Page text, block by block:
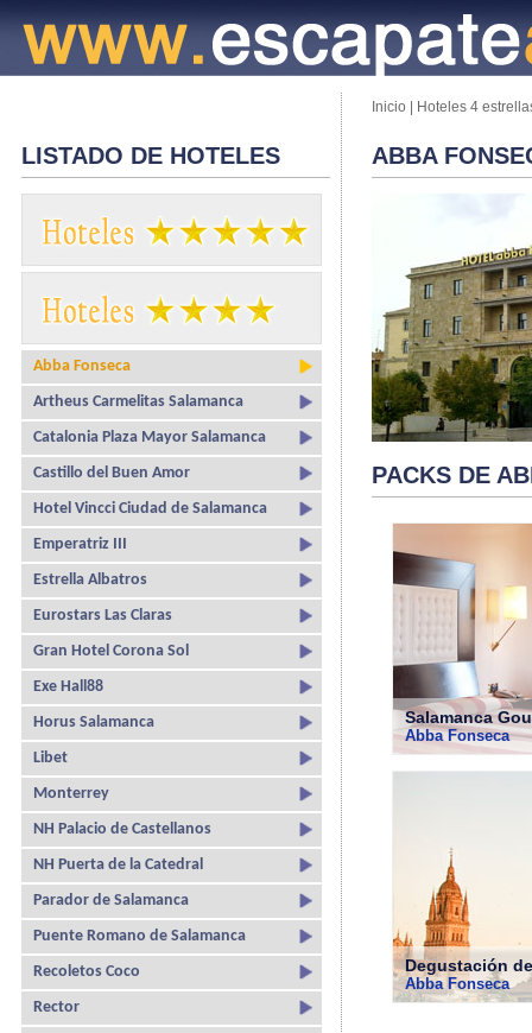
LISTADO DE HOTELES
Abba Fonseca
Artheus Carmelitas Salamanca
Catalonia Plaza Mayor Salamanca
Castillo del Buen Amor
Hotel Vincci Ciudad de Salamanca
Emperatriz III
Estrella Albatros
Eurostars Las Claras
Gran Hotel Corona Sol
Exe Hall88
Horus Salamanca
Libet
Monterrey
NH Palacio de Castellanos
NH Puerta de la Catedral
Parador de Salamanca
Puente Romano de Salamanca
Recoletos Coco
Rector
Inicio Hoteles 4
ABBA
PACKS DE
Salamanca
Abba Fonseca
Degustación
Abba Fonseca